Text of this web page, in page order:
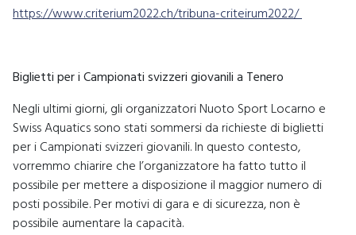
https://www.criterium2022.ch/tribuna-criteirum2022/
Biglietti per i Campionati svizzeri giovanili a Tenero
Negli ultimi giorni, gli organizzatori Nuoto Sport Locarno e
Swiss Aquatics sono stati sommersi da richieste di biglietti
per i Campionati svizzeri giovanili. In questo contesto,
vorremmo chiarire che l’organizzatore ha fatto tutto il
possibile per mettere a disposizione il maggior numero di
posti possibile. Per motivi di gara e di sicurezza, non è
possibile aumentare la capacità.